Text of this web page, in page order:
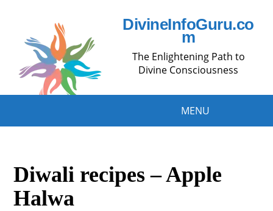
DivineInfoGuru.co
m
The Enlightening Path to
Divine Consciousness
MENU
Diwali recipes – Apple
Halwa